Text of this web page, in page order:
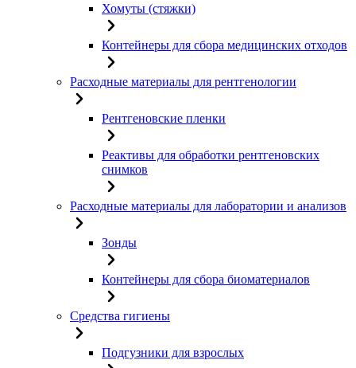
Хомуты (стяжки)
Контейнеры для сбора медицинских отходов
Расходные материалы для рентгенологии
Рентгеновские пленки
Реактивы для обработки рентгеновских
снимков
Расходные материалы для лаборатории и анализов
Зонды
Контейнеры для сбора биоматериалов
Средства гигиены
Подгузники для взрослых